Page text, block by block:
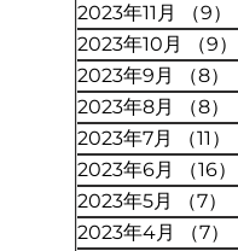
2023年11月
（9）
2023年10月
（9）
2023年9月
（8）
2023年8月
（8）
2023年7月
（11）
2023年6月
（16）
2023年5月
（7）
2023年4月
（7）